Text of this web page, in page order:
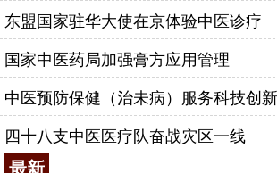
东盟国家驻华大使在京体验中医诊疗
国家中医药局加强膏方应用管理
四十八支中医医疗队奋战灾区一线
最新